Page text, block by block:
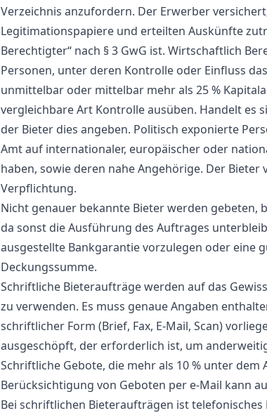
Verzeichnis anzufordern. Der Erwerber
Legitimationspapiere und erteilten Auskünfte
Berechtigter“ nach § 3 GwG ist. Wirtschaftlich
Personen, unter deren Kontrolle oder Einfluss
unmittelbar oder mittelbar mehr als 25 %
vergleichbare Art Kontrolle ausüben. Handelt es
der Bieter dies angeben. Politisch exponierte
Amt auf internationaler, europäischer oder
haben, sowie deren nahe Angehörige. Der
Verpflichtung.
Nicht genauer bekannte Bieter werden gebeten,
da sonst die Ausführung des Auftrages
ausgestellte Bankgarantie vorzulegen oder eine
Deckungssumme.
Schriftliche Bieteraufträge werden auf das
zu verwenden. Es muss genaue Angaben
schriftlicher Form (Brief, Fax, E-Mail, Scan)
ausgeschöpft, der erforderlich ist, um
Schriftliche Gebote, die mehr als 10 % unter
Berücksichtigung von Geboten per e-Mail kann
Bei schriftlichen Bieteraufträgen ist